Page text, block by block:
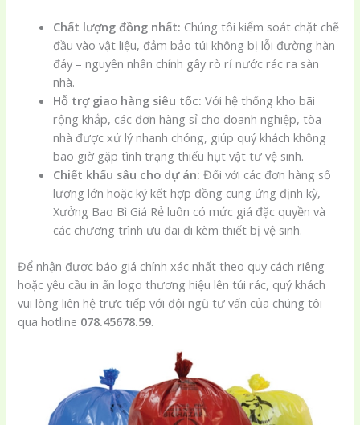
Chất lượng đồng nhất: Chúng tôi kiểm soát chặt chẽ
đầu vào vật liệu, đảm bảo túi không bị lỗi đường hàn
đáy – nguyên nhân chính gây rò rỉ nước rác ra sàn
nhà.
Hỗ trợ giao hàng siêu tốc: Với hệ thống kho bãi
rộng khắp, các đơn hàng sỉ cho doanh nghiệp, tòa
nhà được xử lý nhanh chóng, giúp quý khách không
bao giờ gặp tình trạng thiếu hụt vật tư vệ sinh.
Chiết khấu sâu cho dự án: Đối với các đơn hàng số
lượng lớn hoặc ký kết hợp đồng cung ứng định kỳ,
Xưởng Bao Bì Giá Rẻ luôn có mức giá đặc quyền và
các chương trình ưu đãi đi kèm thiết bị vệ sinh.
Để nhận được báo giá chính xác nhất theo quy cách riêng
hoặc yêu cầu in ấn logo thương hiệu lên túi rác, quý khách
vui lòng liên hệ trực tiếp với đội ngũ tư vấn của chúng tôi
qua hotline 078.45678.59.